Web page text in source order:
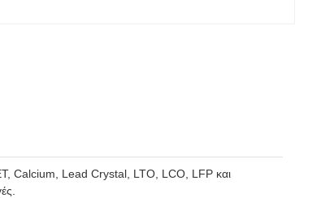
Calcium, Lead Crystal, LTO, LCO, LFP και